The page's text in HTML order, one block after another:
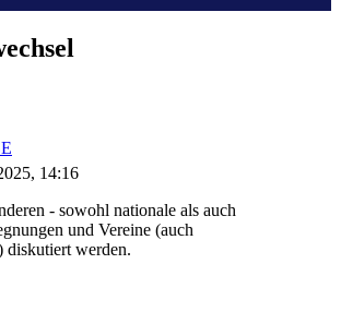
14:16
- sowohl nationale als auch
und Vereine (auch
diskutiert werden.